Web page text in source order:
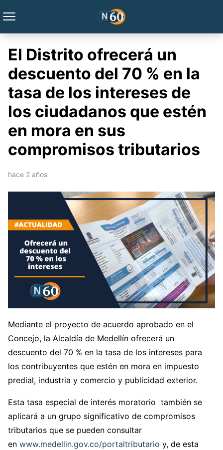
El Distrito ofrecerá un
descuento del 70 % en la
tasa de los intereses de
los ciudadanos que estén
en mora en sus
compromisos tributarios
hace 2 años
Mediante el proyecto de acuerdo aprobado en el
Concejo, la Alcaldía de Medellín ofrecerá un
descuento del 70 % en la tasa de los intereses para
los contribuyentes que estén en mora en impuesto
predial, industria y comercio y publicidad exterior.
Esta tasa especial de interés moratorio también se
aplicará a un grupo significativo de compromisos
tributarios que se pueden consultar
en www.medellin.gov.co/portaltributario y, de esta